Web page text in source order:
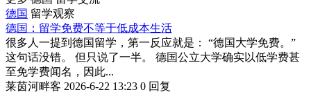
德国 留学观察
德国：留学免费不等于低成本生活
很多人一提到德国留学，第一反应就是： “德国大学免费。”
这句话没错。 但只说了一半。 德国公立大学确实以低学费甚
至免学费闻名，因此...
莱茵河畔客 2026-6-22 13:23 0 回复